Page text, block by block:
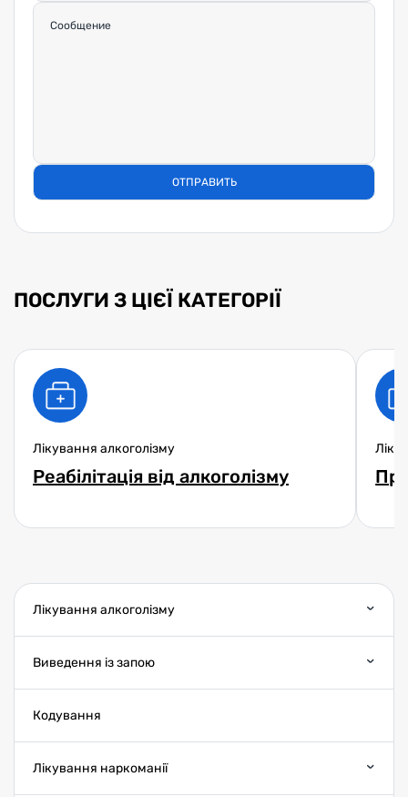
Лікування алкоголізму
Виведення із запою
Кодування
Лікування наркоманії
ПОСЛУГИ З ЦІЄЇ КАТЕГОРІЇ
Лікування алкоголізму
Реабілітація від алкоголізму